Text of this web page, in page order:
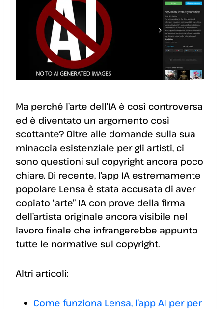
Ma perché l’arte dell’IA è così controversa
ed è diventato un argomento così
scottante? Oltre alle domande sulla sua
minaccia esistenziale per gli artisti, ci
sono questioni sul copyright ancora poco
chiare. Di recente, l’app IA estremamente
popolare Lensa è stata accusata di aver
copiato “arte” IA con prove della firma
dell’artista originale ancora visibile nel
lavoro finale che infrangerebbe appunto
tutte le normative sul copyright.
Altri articoli:
Come funziona Lensa, l’app AI per per